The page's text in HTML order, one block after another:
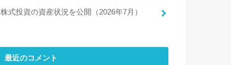
株式投資の資産状況を公開（2026年7月）
最近のコメント